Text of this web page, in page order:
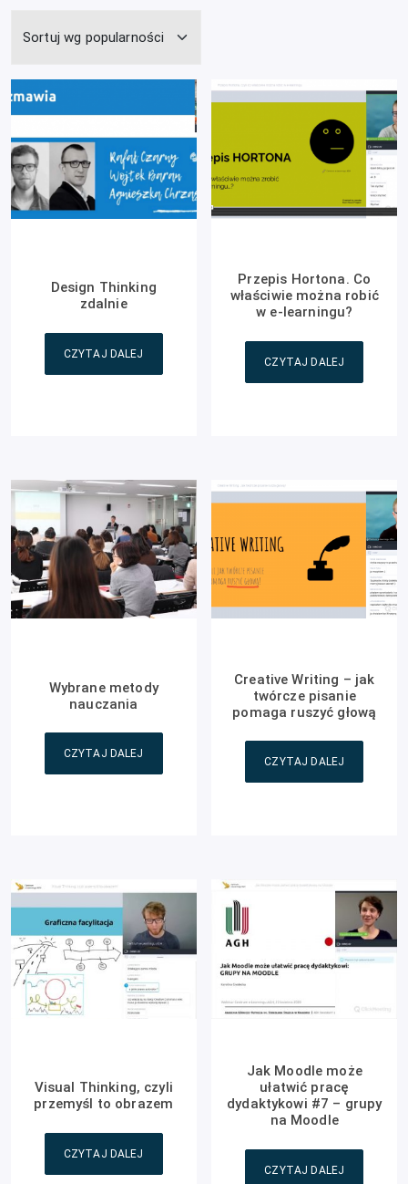
Design Thinking
zdalnie
CZYTAJ DALEJ
Przepis Hortona. Co
właściwie można robić
w e-learningu?
CZYTAJ DALEJ
Wybrane metody
nauczania
CZYTAJ DALEJ
Creative Writing – jak
twórcze pisanie
pomaga ruszyć głową
CZYTAJ DALEJ
Visual Thinking, czyli
przemyśl to obrazem
CZYTAJ DALEJ
Jak Moodle może
ułatwić pracę
dydaktykowi #7 – grupy
na Moodle
CZYTAJ DALEJ